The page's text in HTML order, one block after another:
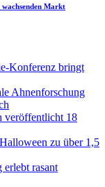
Markt
Konferenz bringt
Ahnenforschung
veröffentlicht 18
zu über 1,5
rasant